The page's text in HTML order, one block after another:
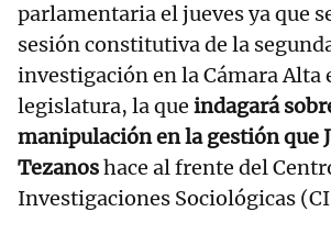
parlamentaria el jueves ya que
sesión constitutiva de la
investigación en la Cámara Alta
legislatura, la que indagará
manipulación en la gestión que
Tezanoshace al frente del
Investigaciones Sociológicas